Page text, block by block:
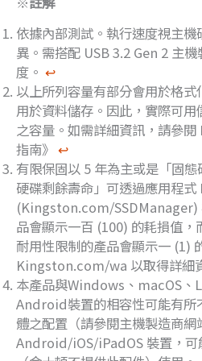
依據內部測試。執行速度視主
異。需搭配 USB 3.2 Gen 2 主
度。 ↩︎
以上所列容量有部分會用於格
用於資料儲存。因此，實際可
之容量。如需詳細資訊，請參
指南》 ↩︎
有限保固以 5 年為主或是「固
硬碟剩餘壽命」可透過應用程
(Kingston.com/SSDManager)
品會顯示一百 (100) 的耗損值，
耐用性限制的產品會顯示一 (1)
Kingston.com/wa 以取得詳細
本產品與Windows、macOS、
Android裝置的相容性可能有所
體之配置（請參閱主機製造商網
Android/iOS/iPadOS 裝置，可